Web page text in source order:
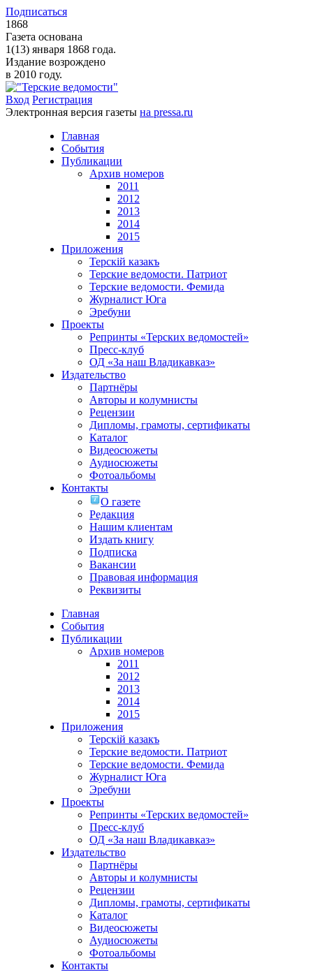
Подписаться
1868
Газета основана
1(13) января 1868 года.
Издание возрождено
в 2010 году.
Вход Регистрация
Электронная версия газеты на pressa.ru
Главная
События
Публикации
Архив номеров
2011
2012
2013
2014
2015
Приложения
Терскiй казакъ
Терские ведомости. Патриот
Терские ведомости. Фемида
Журналист Юга
Эребуни
Проекты
Репринты «Терских ведомостей»
Пресс-клуб
ОД «За наш Владикавказ»
Издательство
Партнёры
Авторы и колумнисты
Рецензии
Дипломы, грамоты, сертификаты
Каталог
Видеосюжеты
Аудиосюжеты
Фотоальбомы
Контакты
О газете
Редакция
Нашим клиентам
Издать книгу
Подписка
Вакансии
Правовая информация
Реквизиты
Главная
События
Публикации
Архив номеров
2011
2012
2013
2014
2015
Приложения
Терскiй казакъ
Терские ведомости. Патриот
Терские ведомости. Фемида
Журналист Юга
Эребуни
Проекты
Репринты «Терских ведомостей»
Пресс-клуб
ОД «За наш Владикавказ»
Издательство
Партнёры
Авторы и колумнисты
Рецензии
Дипломы, грамоты, сертификаты
Каталог
Видеосюжеты
Аудиосюжеты
Фотоальбомы
Контакты